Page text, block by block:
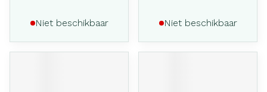
Niet beschikbaar Niet beschikbaar